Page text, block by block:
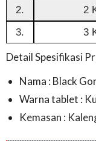
2. 2
3.
3
Detail Spesifikasi
Nama : Black
Warna tablet :
Kemasan :